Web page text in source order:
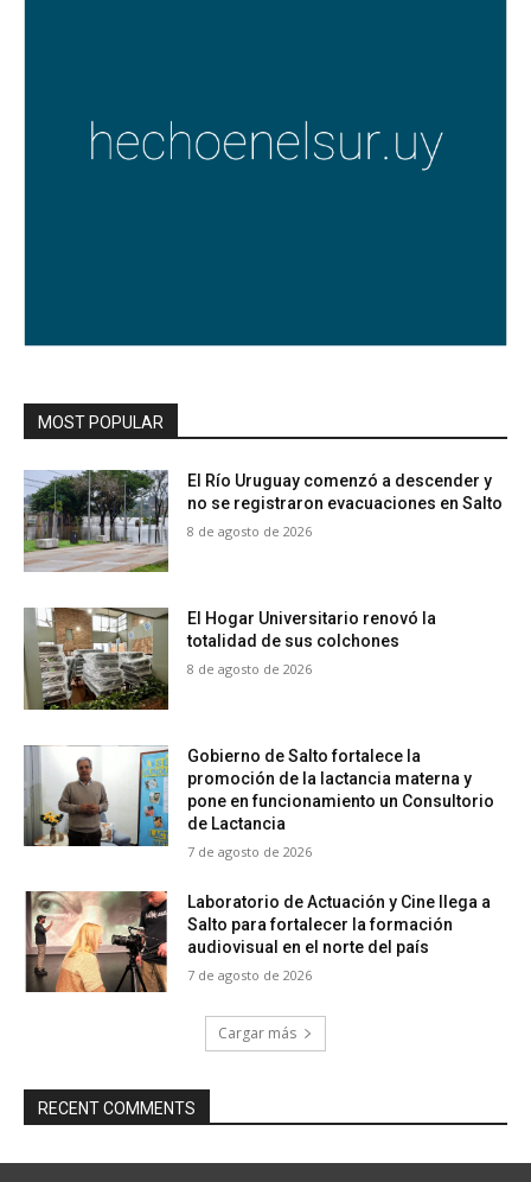
MOST POPULAR
El Río Uruguay comenzó a descender y
no se registraron evacuaciones en Salto
8 de agosto de 2026
El Hogar Universitario renovó la
totalidad de sus colchones
8 de agosto de 2026
Gobierno de Salto fortalece la
promoción de la lactancia materna y
pone en funcionamiento un Consultorio
de Lactancia
7 de agosto de 2026
Laboratorio de Actuación y Cine llega a
Salto para fortalecer la formación
audiovisual en el norte del país
7 de agosto de 2026
Cargar más
RECENT COMMENTS